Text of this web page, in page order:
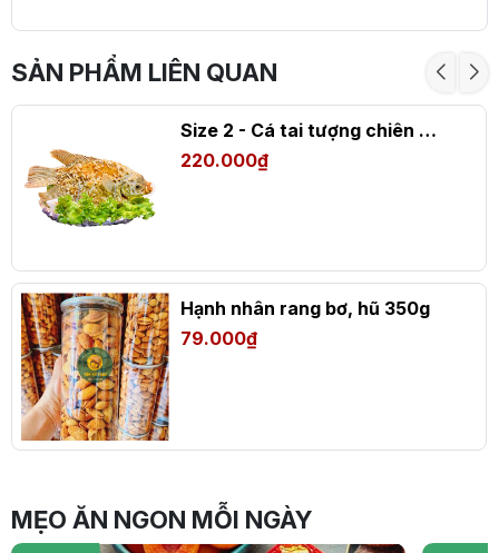
SẢN PHẨM LIÊN QUAN
Size 2 - Cá tai tượng chiên xù (2-3 người ăn)
220.000₫
Hạnh nhân rang bơ, hũ 350g
79.000₫
MẸO ĂN NGON MỖI NGÀY